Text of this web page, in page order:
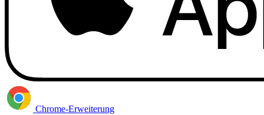
Chrome-Erweiterung